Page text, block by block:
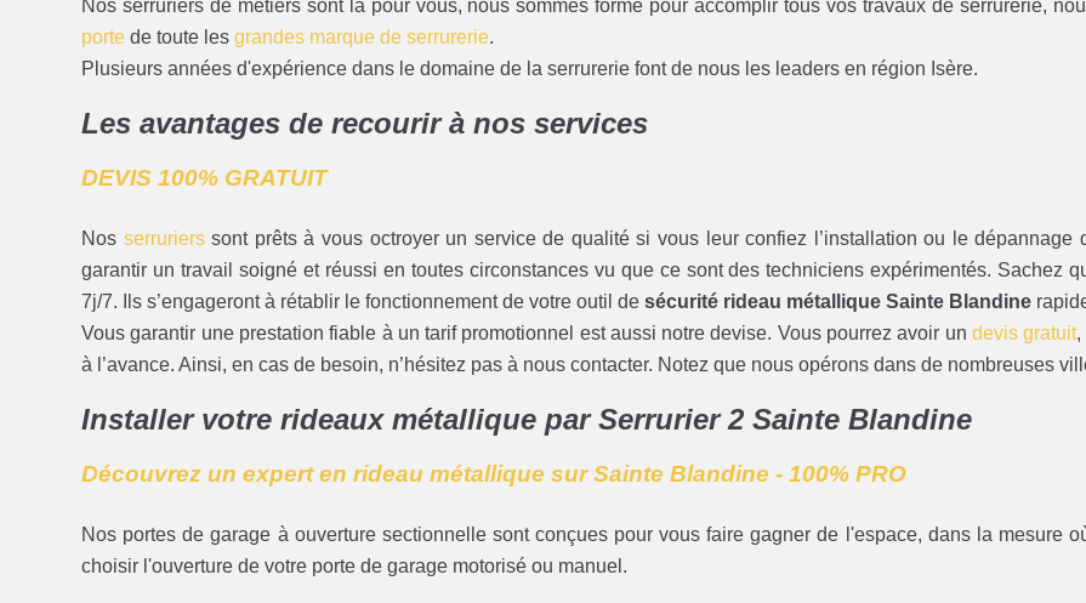
Nos serruriers de métiers sont là pour vous, nous sommes formé pour accomplir tous vos travaux de serrurerie,
porte de toute lesgrandes marque de serrurerie.
Plusieurs années d'expérience dans le domaine de la serrurerie font de nous les leaders en région Isère.
Les avantages de recourir à nos services
DEVIS 100% GRATUIT
Nos serrurierssont prêts à vous octroyer un service de qualité si vous leur confiez l’installation ou le dépannage
garantir un travail soigné et réussi en toutes circonstances vu que ce sont des techniciens expérimentés. Sachez
7j/7. Ils s’engageront à rétablir le fonctionnement de votre outil desécurité rideau métallique Sainte Blandine
Vous garantir une prestation fiable à un tarif promotionnel est aussi notre devise. Vous pourrez avoir un devis gratuit,
à l’avance. Ainsi, en cas de besoin, n’hésitez pas à nous contacter. Notez que nous opérons dans de nombreuses
Installer votre rideaux métallique par Serrurier 2 Sainte Blandine
Découvrez un expert en rideau métallique sur Sainte Blandine - 100% PRO
Nos portes de garage à ouverture sectionnelle sont conçues pour vous faire gagner de l'espace, dans la mesure
choisir l'ouverture de votre porte de garage motorisé ou manuel.